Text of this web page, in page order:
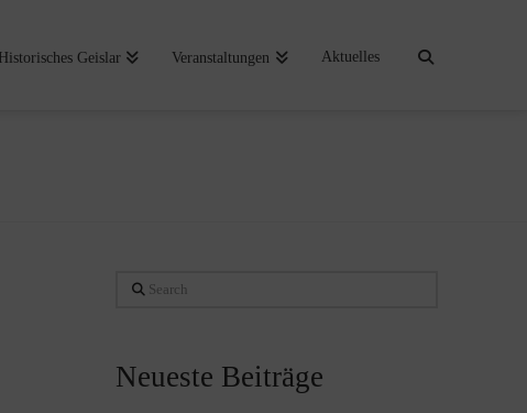
Historisches Geislar Veranstaltungen Aktuelles
Search
Neueste Beiträge